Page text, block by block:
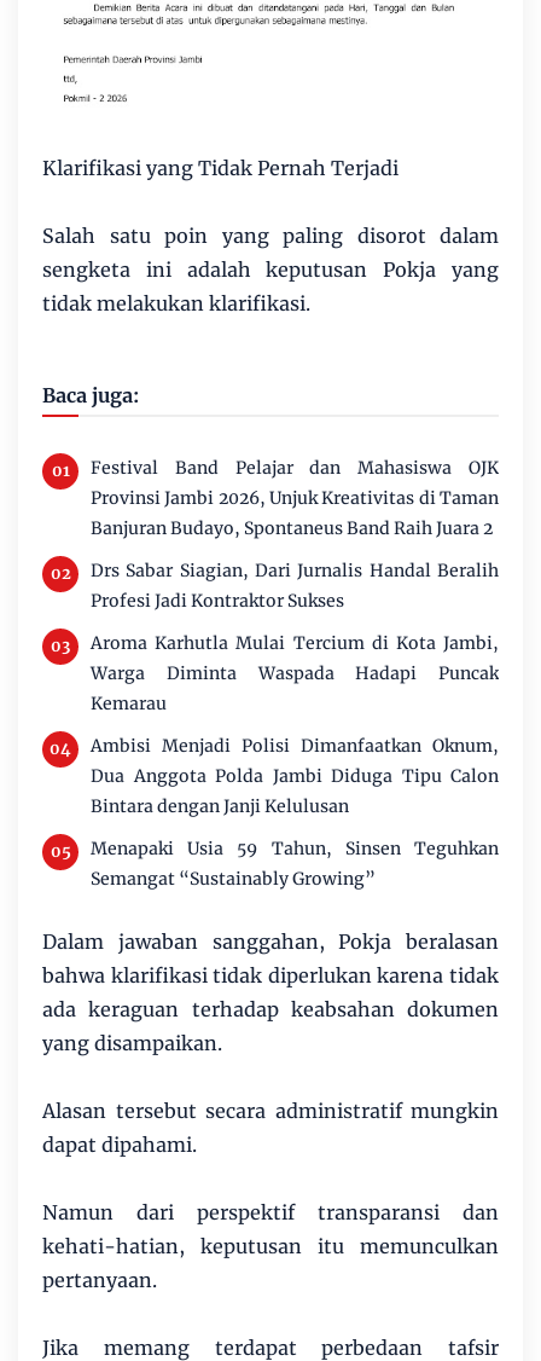
Klarifikasi yang Tidak Pernah Terjadi
Salah satu poin yang paling disorot dalam
sengketa ini adalah keputusan Pokja yang
tidak melakukan klarifikasi.
Baca juga:
Festival Band Pelajar dan Mahasiswa OJK
Provinsi Jambi 2026, Unjuk Kreativitas di Taman
Banjuran Budayo, Spontaneus Band Raih Juara 2
Drs Sabar Siagian, Dari Jurnalis Handal Beralih
Profesi Jadi Kontraktor Sukses
Aroma Karhutla Mulai Tercium di Kota Jambi,
Warga Diminta Waspada Hadapi Puncak
Kemarau
Ambisi Menjadi Polisi Dimanfaatkan Oknum,
Dua Anggota Polda Jambi Diduga Tipu Calon
Bintara dengan Janji Kelulusan
Menapaki Usia 59 Tahun, Sinsen Teguhkan
Semangat “Sustainably Growing”
Dalam jawaban sanggahan, Pokja beralasan
bahwa klarifikasi tidak diperlukan karena tidak
ada keraguan terhadap keabsahan dokumen
yang disampaikan.
Alasan tersebut secara administratif mungkin
dapat dipahami.
Namun dari perspektif transparansi dan
kehati-hatian, keputusan itu memunculkan
pertanyaan.
Jika memang terdapat perbedaan tafsir